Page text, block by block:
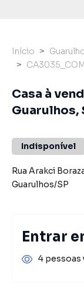
Início
Casa à
Guarulhos,
Indisponível
Rua Arakci
Guarulhos/SP
Entrar
4 pessoas